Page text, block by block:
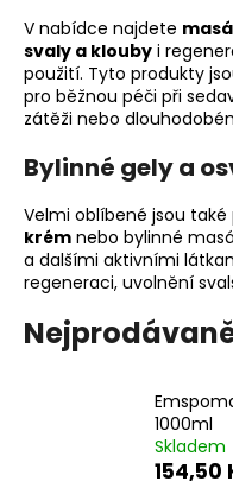
V nabídce najdete
svaly a klouby i
použití. Tyto produkty
pro běžnou péči při
zátěži nebo
Bylinné gely a
Velmi oblíbené jsou také
krém nebo bylinné
a dalšími aktivními
regeneraci, uvolnění
1000ml
Skladem
154,50
j
í
t
?